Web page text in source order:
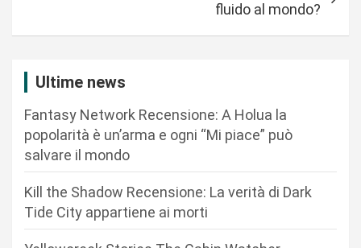
a
fluido al mondo?
Ultime news
Fantasy Network Recensione: A Holua la
popolarità è un’arma e ogni “Mi piace” può
salvare il mondo
Kill the Shadow Recensione: La verità di Dark
Tide City appartiene ai morti